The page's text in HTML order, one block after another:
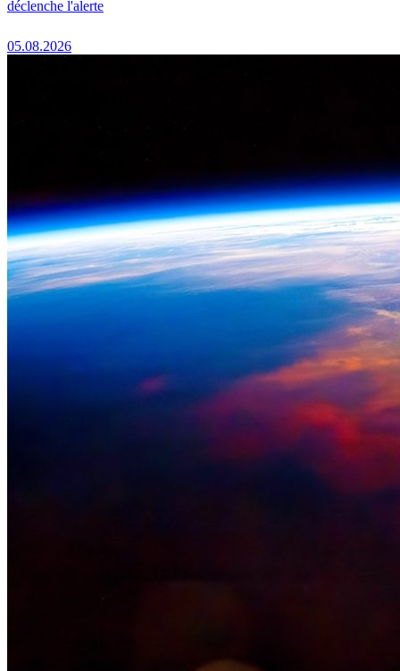
déclenche l'alerte
05.08.2026